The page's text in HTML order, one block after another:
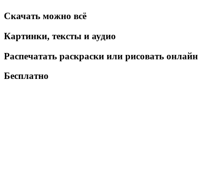
Скачать можно всё
Картинки, тексты и аудио
Распечатать раскраски или рисовать онлайн
Бесплатно